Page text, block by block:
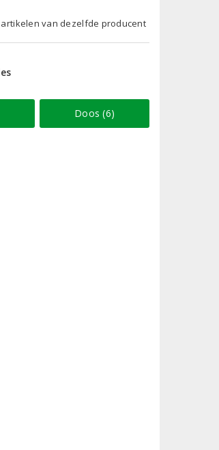
van dezelfde producent
Doos (6)